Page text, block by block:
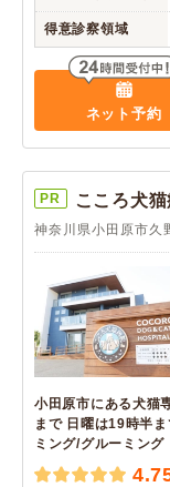
得意診察領域
ネット予約
PR こころ犬
神奈川県小田原市久
小田原市にある犬猫
まで 日曜は19時半
ミング/グルーミング